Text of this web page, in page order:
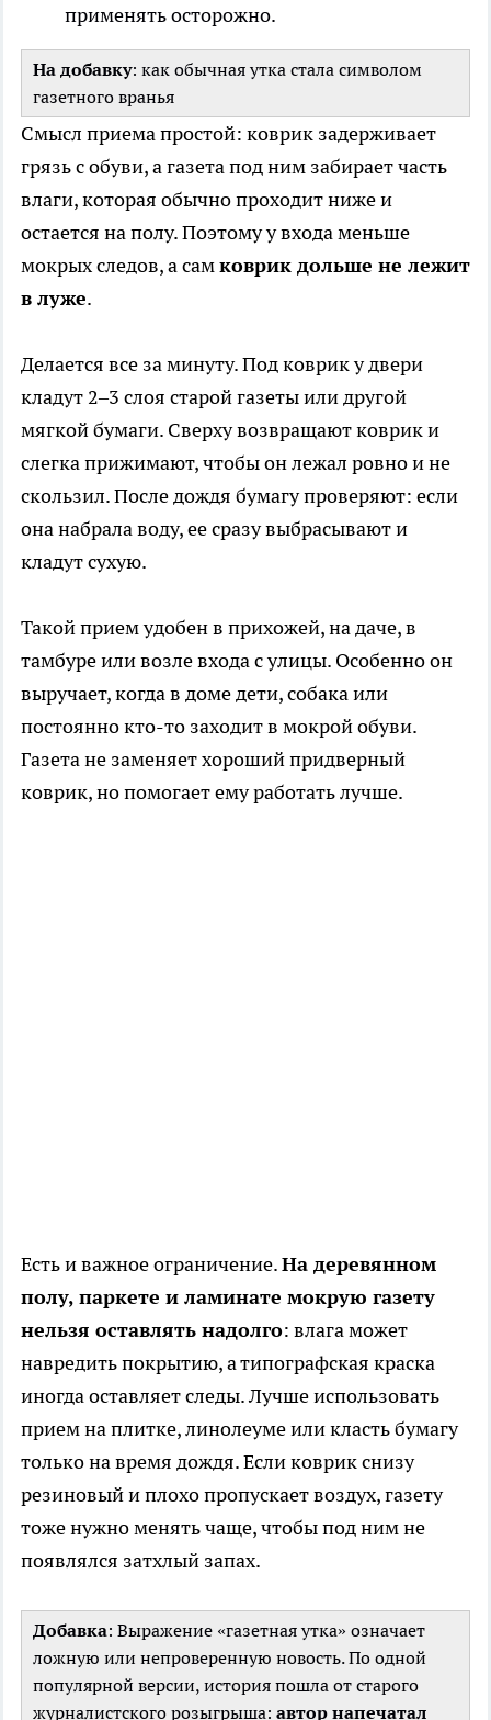
применять осторожно.
На добавку: как обычная утка стала символом
газетного вранья
Смысл приема простой: коврик задерживает
грязь с обуви, а газета под ним забирает часть
влаги, которая обычно проходит ниже и
остается на полу. Поэтому у входа меньше
мокрых следов, а самковрик дольше не лежит
в луже.
Делается все за минуту. Под коврик у двери
кладут 2–3 слоя старой газеты или другой
мягкой бумаги. Сверху возвращают коврик и
слегка прижимают, чтобы он лежал ровно и не
скользил. После дождя бумагу проверяют: если
она набрала воду, ее сразу выбрасывают и
кладут сухую.
Такой прием удобен в прихожей, на даче, в
тамбуре или возле входа с улицы. Особенно он
выручает, когда в доме дети, собака или
постоянно кто-то заходит в мокрой обуви.
Газета не заменяет хороший придверный
коврик, но помогает ему работать лучше.
Есть и важное ограничение.На деревянном
полу, паркете и ламинате мокрую газету
нельзя оставлять надолго: влага может
навредить покрытию, а типографская краска
иногда оставляет следы. Лучше использовать
прием на плитке, линолеуме или класть бумагу
только на время дождя. Если коврик снизу
резиновый и плохо пропускает воздух, газету
тоже нужно менять чаще, чтобы под ним не
появлялся затхлый запах.
Добавка: Выражение «газетная утка» означает
ложную или непроверенную новость. По одной
популярной версии, история пошла от старого
журналистского розыгрыша: автор напечатал